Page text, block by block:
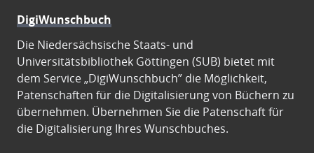
DigiWunschbuch
Die Niedersächsische Staats- und
Universitätsbibliothek Göttingen (SUB) bietet mit
dem Service „DigiWunschbuch” die Möglichkeit,
Patenschaften für die Digitalisierung von Büchern zu
übernehmen. Übernehmen Sie die Patenschaft für
die Digitalisierung Ihres Wunschbuches.